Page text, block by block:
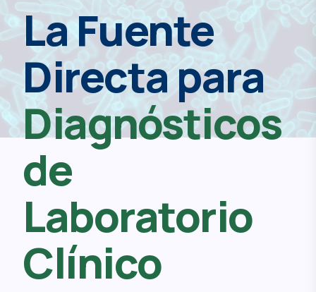
La Fuente
Directa para
Diagnósticos
de
Laboratorio
Clínico